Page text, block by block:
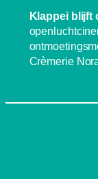
Klappei blijft
Crèmerie